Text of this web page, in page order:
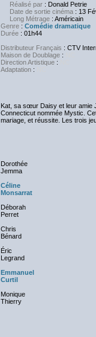
Réalisé par : Donald Petrie
Date de sortie cinéma : 13
Long Métrage : Américain
Genre : Comédie dramatique
Durée : 01h44
Distributeur Français : CTV
Maison de Doublage :
Direction Artistique :
Adaptation :
Kat, sa sœur Daisy et leur amie
Connecticut nommée Mystic.
mariage, et réussite. Les trois
Dorothée
Jemma
Céline
Monsarrat
Déborah
Perret
Chris
Bénard
Éric
Legrand
Emmanuel
Curtil
Monique
Thierry